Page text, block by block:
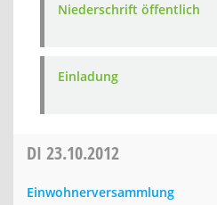
Niederschrift öffentlich
Einladung
DI 23.10.2012
Einwohnerversammlung